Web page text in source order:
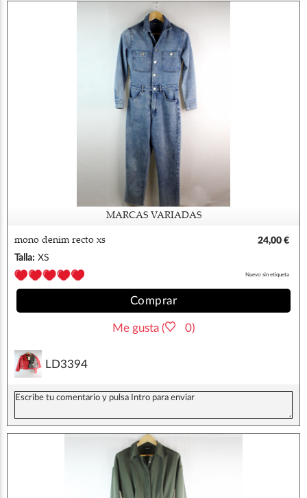
MARCAS VARIADAS
mono denim recto xs
24,00 €
Talla: XS
Nuevo sin etiqueta
Comprar
Me gusta ( 0)
LD3394